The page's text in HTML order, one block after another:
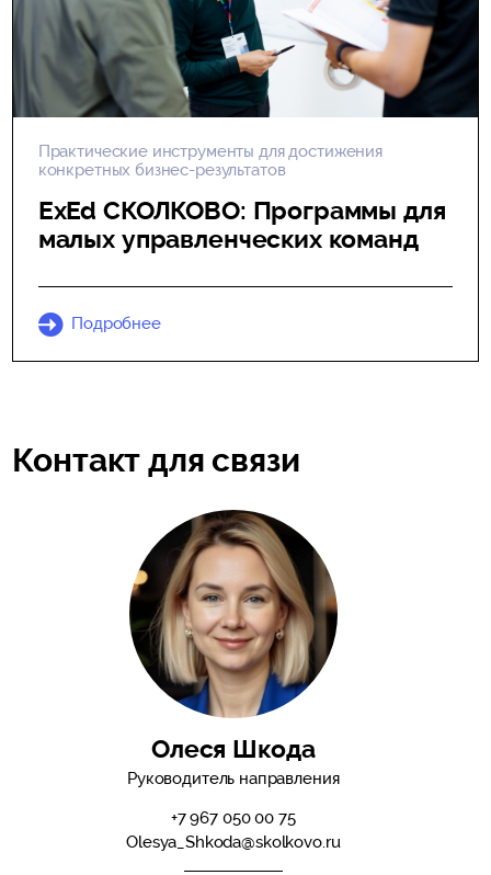
Практические инструменты для достижения
конкретных бизнес-результатов
ExEd СКОЛКОВО: Программы для
малых управленческих команд
Подробнее
Контакт для связи
Олеся Шкода
Руководитель направления
+7 967 050 00 75
Olesya_Shkoda@skolkovo.ru